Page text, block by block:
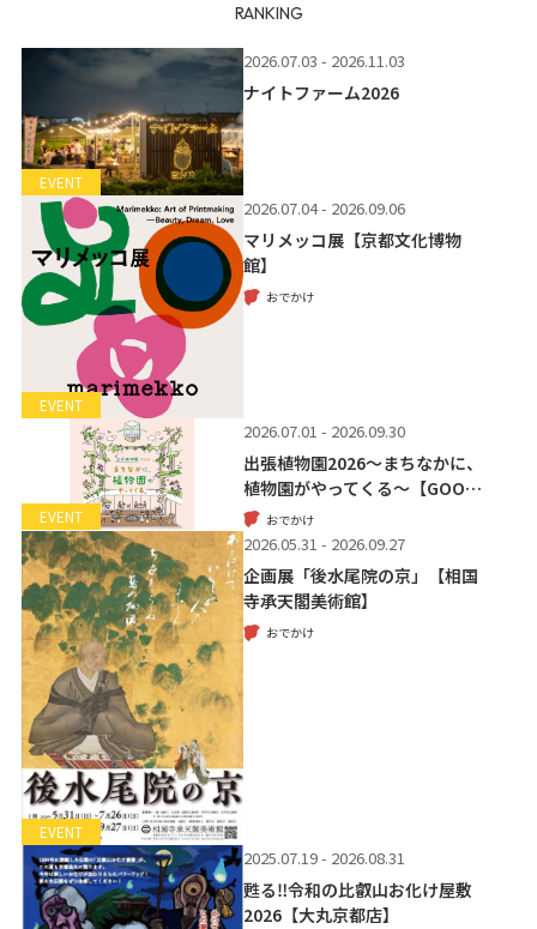
RANKING
EVENT
2026.07.03 - 2026.11.03
ナイトファーム2026
EVENT
2026.07.04 - 2026.09.06
マリメッコ展【京都文化博物
館】
おでかけ
EVENT
2026.07.01 - 2026.09.30
出張植物園2026～まちなかに、
植物園がやってくる～【GOO…
おでかけ
EVENT
2026.05.31 - 2026.09.27
企画展「後水尾院の京」【相国
寺承天閣美術館】
おでかけ
2025.07.19 - 2026.08.31
甦る‼令和の比叡山お化け屋敷
2026【大丸京都店】